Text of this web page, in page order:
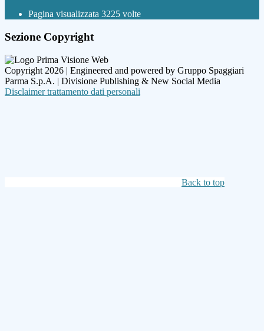
Pagina visualizzata 3225 volte
Sezione Copyright
Copyright 2026 | Engineered and powered by Gruppo Spaggiari
Parma S.p.A. | Divisione Publishing & New Social Media
Disclaimer trattamento dati personali
Back to top